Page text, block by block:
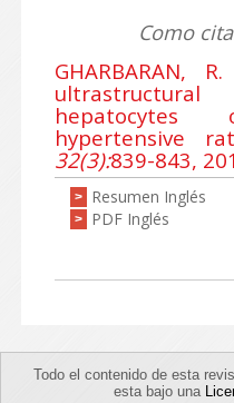
Como
GHARBARAN,
hepatocytes
hypertensive
32(3):839-843,
> Resumen Inglés
> PDF Inglés
Todo el contenido de esta
esta bajo una